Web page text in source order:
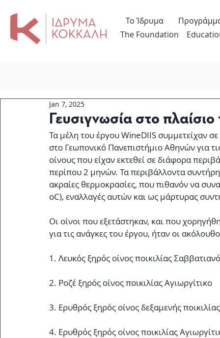
The Foundation
Το Ίδρυμα
Γευσιγνωσία στο
Jan 7, 2025
Τα μέλη του έργου WineDIIS συμμετείχαν
στο Γεωπονικό Πανεπιστήμιο Αθηνών για
οίνους που είχαν εκτεθεί σε διάφορα
περίπου 2 μηνών. Τα περιβάλλοντα
ακραίες θερμοκρασίες, που πιθανόν να
oC), εναλλαγές αυτών και ως μάρτυρας
Οι οίνοι που εξετάστηκαν, και που
για τις ανάγκες του έργου, ήταν οι
1. Λευκός ξηρός οίνος ποικιλίας Σαββατιανό
2. Ροζέ ξηρός οίνος ποικιλίας Αγιωργίτικο
3. Ερυθρός ξηρός οίνος δεξαμενής
4. Ερυθρός ξηρός οίνος ποικιλίας